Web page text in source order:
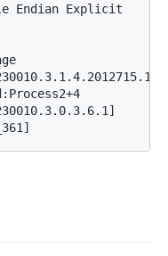
Endian Explicit